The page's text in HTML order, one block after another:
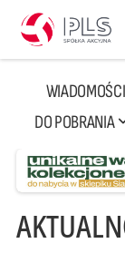
WIADOMOŚCI
DO POBRANIA